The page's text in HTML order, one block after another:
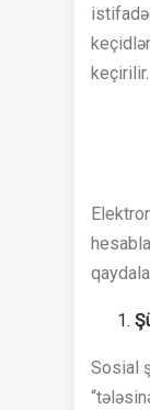
keçirilir.
Sosial